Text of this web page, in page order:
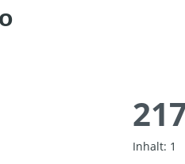
Inhalt: 1